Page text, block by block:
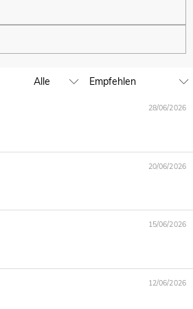
28/06/2026
20/06/2026
15/06/2026
12/06/2026
globales Ladengeschäft weiter
Wir werden Ihnen dabei weiterhelfen.
SGD.
dies ist Teil der Bereitstellung